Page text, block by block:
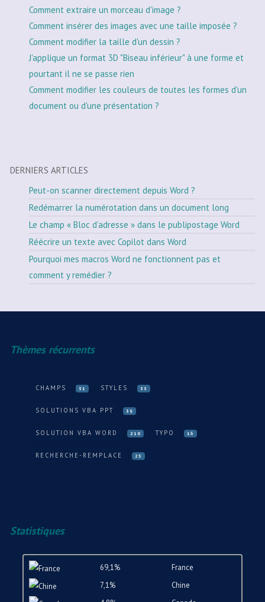
Comment extraire un morceau d'image ?
Comment insérer des images avec une taille imposée ?
Comment modifier la taille d'un dessin ?
J'applique un format 3D "Biseau inférieur" à une forme et
pourtant il ne se passe rien
Comment modifier les couleurs de toutes les formes d'un
document ou d'une présentation ?
DERNIERS ARTICLES
Peut-on scanner directement depuis Word ?
Redémarrer la numérotation dans un document long
Le champ « Bloc d’adresse » dans le publipostage Word
Réécrire un texte avec Copilot dans Word
Pourquoi mes macros Word ne fonctionnent pas et
comment y remédier ?
Thèmes récurrents
CHAMPS 31 STYLES 33
SOLUTIONS VBA PPT 39
SOLUTION VBA WORD 210 TYPO 16
RECHERCHE-REMPLACE 25
Statistiques
69,1%
France
7,1%
Chine